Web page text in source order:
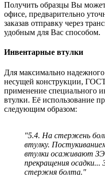
Получить образцы Вы
офисе, предварительно
заказав отправку через
удобным для Вас способом.
Инвентарные втулки
Для максимально
несущей конструкции,
применение специального
втулки. Её использование
следующим образом:
"5.4. На стержень
втулку.
втулки осаживают ЗЭ
прекращения
стержня болта."